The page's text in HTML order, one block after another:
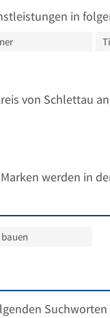
in
von Schlettau
werden in